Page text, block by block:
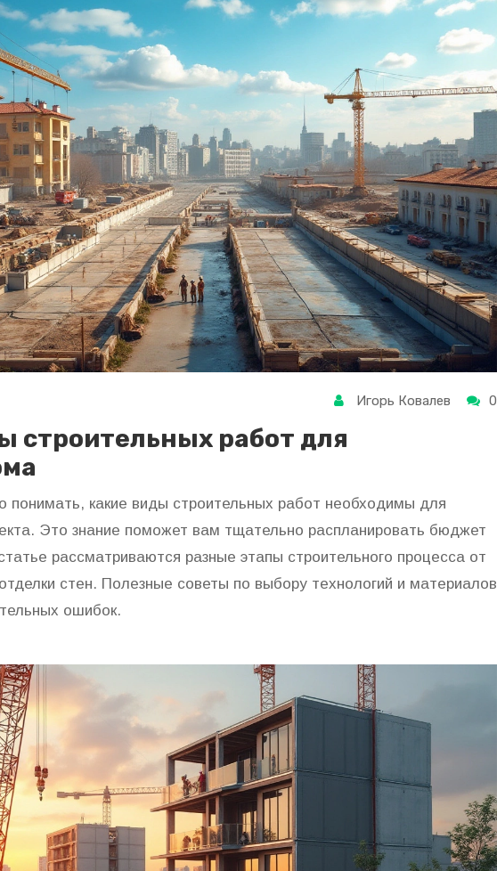
Игорь Ковалев 0
строительных работ для
понимать, какие виды строительных работ необходимы для
Это знание поможет вам тщательно распланировать бюджет
рассматриваются разные этапы строительного процесса от
стен. Полезные советы по выбору технологий и материалов
ошибок.